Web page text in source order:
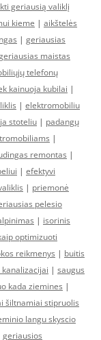
geriausią valiklį
kieme | aikštelės
| geriausias
maistas
telefonų
kainuoja kubilai |
| elektromobiliu
stoteliu | padangų
|
remontas |
| efektyvi
| priemonė
pelesio
| isorinis
optimizuoti
reikmenys | buitis
| saugus
kada ziemines |
šiltnamiai stipruolis
langu skyscio
geriausios